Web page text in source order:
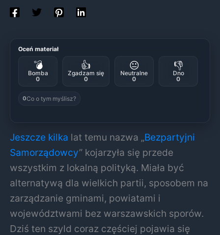
Oceń materiał
💣
Bomba
0
👍
Zgadzam się
0
😐
Neutralne
0
👎
Dno
0
0Co o tym myślisz?
Jeszcze kilka lat temu nazwa „Bezpartyjni
Samorządowcy” kojarzyła się przede
wszystkim z lokalną polityką. Miała być
alternatywą dla wielkich partii, sposobem na
zarządzanie gminami, powiatami i
województwami bez warszawskich sporów.
Dziś ten szyld coraz częściej pojawia się